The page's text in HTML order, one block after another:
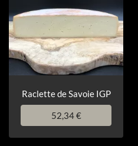
Raclette de Savoie IGP
52,34 €